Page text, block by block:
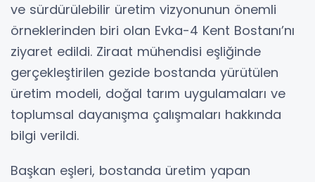
ve sürdürülebilir üretim vizyonunun önemli
örneklerinden biri olan Evka-4 Kent Bostanı’nı
ziyaret edildi. Ziraat mühendisi eşliğinde
gerçekleştirilen gezide bostanda yürütülen
üretim modeli, doğal tarım uygulamaları ve
toplumsal dayanışma çalışmaları hakkında
bilgi verildi.
Başkan eşleri, bostanda üretim yapan